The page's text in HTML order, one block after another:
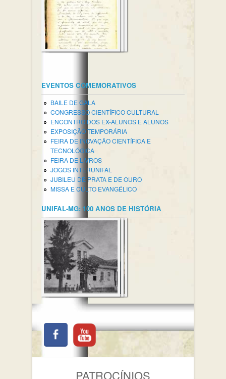
EVENTOS COMEMORATIVOS
BAILE DE GALA
CONGRESSO CIENTÍFICO CULTURAL
ENCONTRO DOS EX-ALUNOS E ALUNOS
EXPOSIÇÃO TEMPORÁRIA
FEIRA DE INOVAÇÃO CIENTÍFICA E
TECNOLÓGICA
FEIRA DE LIVROS
JOGOS INTERUNIFAL
JUBILEU DE PRATA E DE OURO
MISSA E CULTO EVANGÉLICO
UNIFAL-MG: 100 ANOS DE HISTÓRIA
PATROCÍNIOS